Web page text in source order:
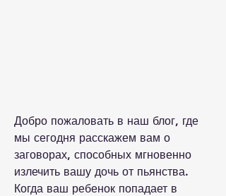
Добро пожаловать в наш блог, где
мы сегодня расскажем вам о
заговорах, способных мгновенно
излечить вашу дочь от пьянства.
Когда ваш ребенок попадает в